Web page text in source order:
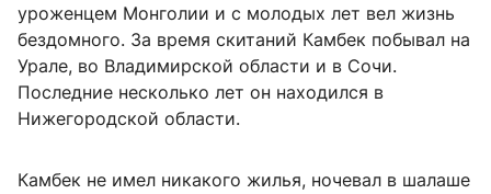
уроженцем Монголии и с молодых лет вел жизнь
бездомного. За время скитаний Камбек побывал на
Урале, во Владимирской области и в Сочи.
Последние несколько лет он находился в
Нижегородской области.
Камбек не имел никакого жилья, ночевал в шалаше